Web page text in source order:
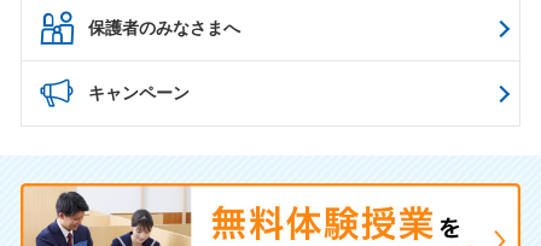
保護者のみなさまへ
キャンペーン